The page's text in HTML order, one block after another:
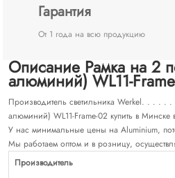
Гарантия
От 1 года на всю продукцию
Описание Рамка на 2
алюминий) WL11-
Производитель светильника Werkel. . . . .
алюминий) WL11-Frame-02 купить в Минске
У нас минимальные цены на Aluminium,
Мы работаем оптом и в розницу,
Производитель